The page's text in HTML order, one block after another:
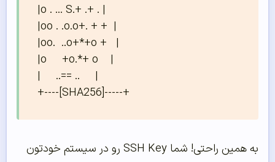
|o . ... S.+ .+ . |
|oo . .o.o+. + +  |
|oo.  ..o+*+o +   |
|o     +o.*+ o    |
|     ..== ..     |
+----[SHA256]-----+
به همین راحتی! شما SSH Key رو در سیستم خودتون